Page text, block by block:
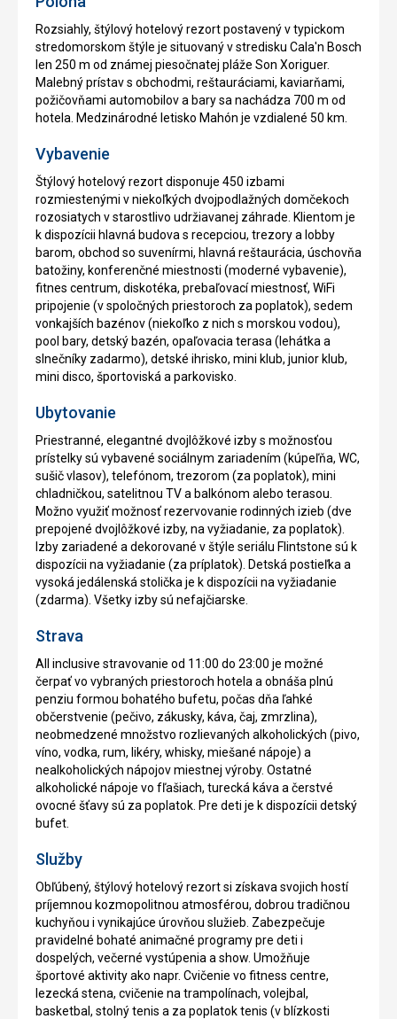
Rozsiahly, štýlový hotelový rezort postavený v typickom
stredomorskom štýle je situovaný v stredisku Cala'n Bosch
len 250 m od známej piesočnatej pláže Son Xoriguer.
Malebný prístav s obchodmi, reštauráciami, kaviarňami,
požičovňami automobilov a bary sa nachádza 700 m od
hotela. Medzinárodné letisko Mahón je vzdialené 50 km.
Vybavenie
Štýlový hotelový rezort disponuje 450 izbami
rozmiestenými v niekoľkých dvojpodlažných domčekoch
rozosiatych v starostlivo udržiavanej záhrade. Klientom je
k dispozícii hlavná budova s recepciou, trezory a lobby
barom, obchod so suvenírmi, hlavná reštaurácia, úschovňa
batožiny, konferenčné miestnosti (moderné vybavenie),
fitnes centrum, diskotéka, prebaľovací miestnosť, WiFi
pripojenie (v spoločných priestoroch za poplatok), sedem
vonkajších bazénov (niekoľko z nich s morskou vodou),
pool bary, detský bazén, opaľovacia terasa (lehátka a
slnečníky zadarmo), detské ihrisko, mini klub, junior klub,
mini disco, športoviská a parkovisko.
Ubytovanie
Priestranné, elegantné dvojlôžkové izby s možnosťou
prístelky sú vybavené sociálnym zariadením (kúpeľňa, WC,
sušič vlasov), telefónom, trezorom (za poplatok), mini
chladničkou, satelitnou TV a balkónom alebo terasou.
Možno využiť možnosť rezervovanie rodinných izieb (dve
prepojené dvojlôžkové izby, na vyžiadanie, za poplatok).
Izby zariadené a dekorované v štýle seriálu Flintstone sú k
dispozícii na vyžiadanie (za príplatok). Detská postieľka a
vysoká jedálenská stolička je k dispozícii na vyžiadanie
(zdarma). Všetky izby sú nefajčiarske.
Strava
All inclusive stravovanie od 11:00 do 23:00 je možné
čerpať vo vybraných priestoroch hotela a obnáša plnú
penziu formou bohatého bufetu, počas dňa ľahké
občerstvenie (pečivo, zákusky, káva, čaj, zmrzlina),
neobmedzené množstvo rozlievaných alkoholických (pivo,
víno, vodka, rum, likéry, whisky, miešané nápoje) a
nealkoholických nápojov miestnej výroby. Ostatné
alkoholické nápoje vo fľašiach, turecká káva a čerstvé
ovocné šťavy sú za poplatok. Pre deti je k dispozícii detský
bufet.
Služby
Obľúbený, štýlový hotelový rezort si získava svojich hostí
príjemnou kozmopolitnou atmosférou, dobrou tradičnou
kuchyňou i vynikajúce úrovňou služieb. Zabezpečuje
pravidelné bohaté animačné programy pre deti i
dospelých, večerné vystúpenia a show. Umožňuje
športové aktivity ako napr. Cvičenie vo fitness centre,
lezecká stena, cvičenie na trampolínach, volejbal,
basketbal, stolný tenis a za poplatok tenis (v blízkosti